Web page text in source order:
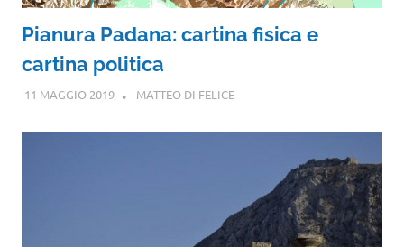
Pianura Padana: cartina fisica e
cartina politica
11 MAGGIO 2019 MATTEO DI FELICE